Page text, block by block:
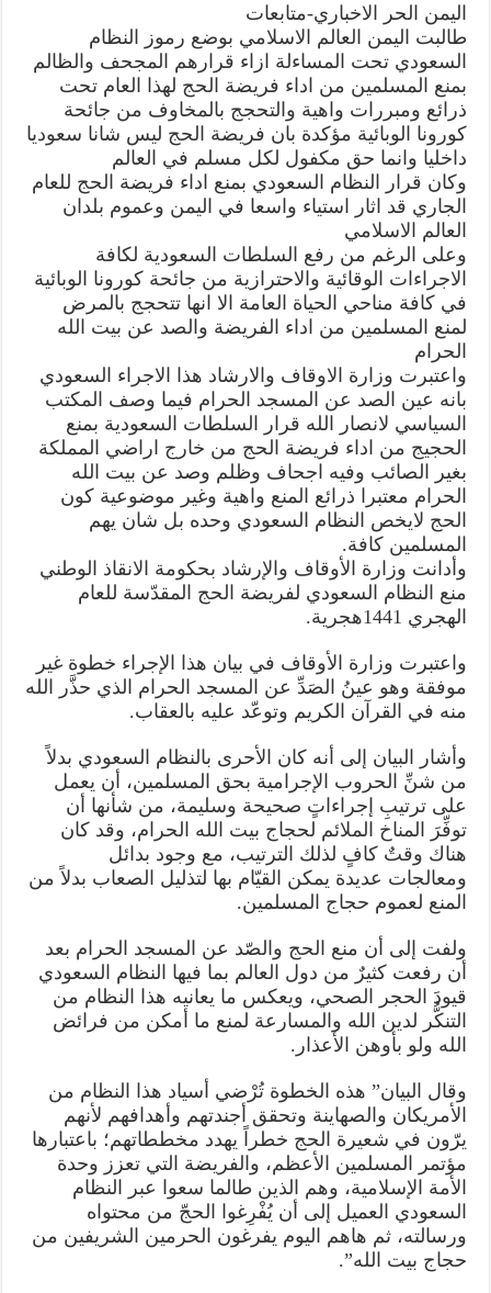
السعودية
منع
اداء
فريضة
الحج
لهذا
العام
ويؤكد
بان
الفريضة
ليست
شانا
سعوديا
داخليا
اليمن الحر الاخباري-متابعات
طالبت اليمن العالم الاسلامي بوضع رموز النظام
السعودي تحت المساءلة ازاء قرارهم المجحف والظالم
بمنع المسلمين من اداء فريضة الحج لهذا العام تحت
ذرائع ومبررات واهية والتحجج بالمخاوف من جائحة
كورونا الوبائية مؤكدة بان فريضة الحج ليس شانا سعوديا
داخليا وانما حق مكفول لكل مسلم في العالم
وكان قرار النظام السعودي بمنع اداء فريضة الحج للعام
الجاري قد اثار استياء واسعا في اليمن وعموم بلدان
العالم الاسلامي
وعلى الرغم من رفع السلطات السعودية لكافة
الاجراءات الوقائية والاحترازية من جائحة كورونا الوبائية
في كافة مناحي الحياة العامة الا انها تتحجج بالمرض
لمنع المسلمين من اداء الفريضة والصد عن بيت الله
الحرام
واعتبرت وزارة الاوقاف والارشاد هذا الاجراء السعودي
بانه عين الصد عن المسجد الحرام فيما وصف المكتب
السياسي لانصار الله قرار السلطات السعودية بمنع
الحجيج من اداء فريضة الحج من خارج اراضي المملكة
بغير الصائب وفيه اجحاف وظلم وصد عن بيت الله
الحرام معتبرا ذرائع المنع واهية وغير موضوعية كون
الحج لايخص النظام السعودي وحده بل شان يهم
المسلمين كافة.
وأدانت وزارة الأوقاف والإرشاد بحكومة الانقاذ الوطني
منع النظام السعودي لفريضة الحج المقدّسة للعام
الهجري 1441هجرية.
واعتبرت وزارة الأوقاف في بيان هذا الإجراء خطوة غير
موفقة وهو عينُ الصَدِّ عن المسجد الحرام الذي حذَّر الله
منه في القرآن الكريم وتوعّد عليه بالعقاب.
وأشار البيان إلى أنه كان الأحرى بالنظام السعودي بدلاً
من شنِّ الحروب الإجرامية بحق المسلمين، أن يعمل
على ترتيبِ إجراءاتٍ صحيحة وسليمة، من شأنها أن
توفِّرَ المناخ الملائم لحجاج بيت الله الحرام، وقد كان
هناك وقتٌ كافٍ لذلك الترتيب، مع وجود بدائل
ومعالجات عديدة يمكن القيّام بها لتذليل الصعاب بدلاً من
المنع لعموم حجاج المسلمين.
ولفت إلى أن منع الحج والصّد عن المسجد الحرام بعد
أن رفعت كثيرٌ من دول العالم بما فيها النظام السعودي
قيودَ الحجر الصحي، ويعكس ما يعانيه هذا النظام من
التنكُّر لدين الله والمسارعة لمنع ما أمكن من فرائض
الله ولو بأوهن الأعذار.
وقال البيان” هذه الخطوة تُرْضي أسياد هذا النظام من
الأمريكان والصهاينة وتحقق أجندتهم وأهدافهم لأنهم
يرّون في شعيرة الحج خطراً يهدد مخططاتهم؛ باعتبارها
مؤتمر المسلمين الأعظم، والفريضة التي تعزز وحدة
الأمة الإسلامية، وهم الذين طالما سعوا عبر النظام
السعودي العميل إلى أن يُفْرِغوا الحجّ من محتواه
ورسالته، ثم هاهم اليوم يفرغون الحرمين الشريفين من
حجاج بيت الله”.